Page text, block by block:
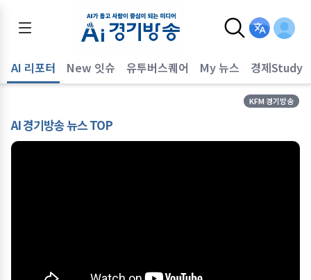
AI 리포터 New 잇슈 유투버스퀘어 My 뉴스 경제Study
KFM 경기방송
AI 경기방송 뉴스 TOP